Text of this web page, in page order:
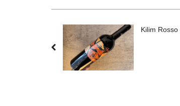
Kilim Rosso